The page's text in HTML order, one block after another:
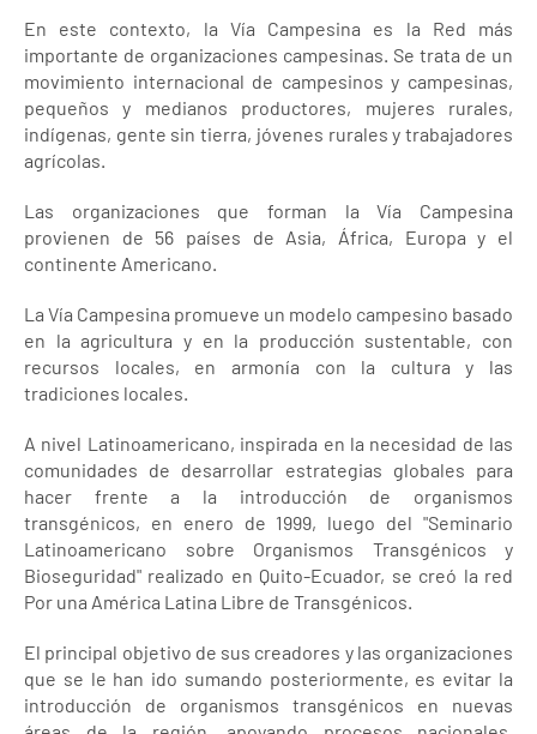
En este contexto, la Vía Campesina es la Red más
importante de organizaciones campesinas. Se trata de un
movimiento internacional de campesinos y campesinas,
pequeños y medianos productores, mujeres rurales,
indígenas, gente sin tierra, jóvenes rurales y trabajadores
agrícolas.
Las organizaciones que forman la Vía Campesina
provienen de 56 países de Asia, África, Europa y el
continente Americano.
La Vía Campesina promueve un modelo campesino basado
en la agricultura y en la producción sustentable, con
recursos locales, en armonía con la cultura y las
tradiciones locales.
A nivel Latinoamericano, inspirada en la necesidad de las
comunidades de desarrollar estrategias globales para
hacer frente a la introducción de organismos
transgénicos, en enero de 1999, luego del "Seminario
Latinoamericano sobre Organismos Transgénicos y
Bioseguridad" realizado en Quito-Ecuador, se creó la red
Por una América Latina Libre de Transgénicos.
El principal objetivo de sus creadores y las organizaciones
que se le han ido sumando posteriormente, es evitar la
introducción de organismos transgénicos en nuevas